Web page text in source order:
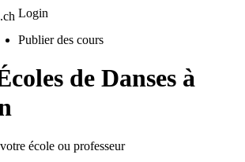
Login
Publier des cours
de Danses à
école ou professeur